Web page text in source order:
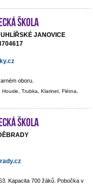
škola
JANOVICE
oboru.
Trubka, Klarinet, Flétna,
škola
Kapacita 700 žáků. Pobočka v